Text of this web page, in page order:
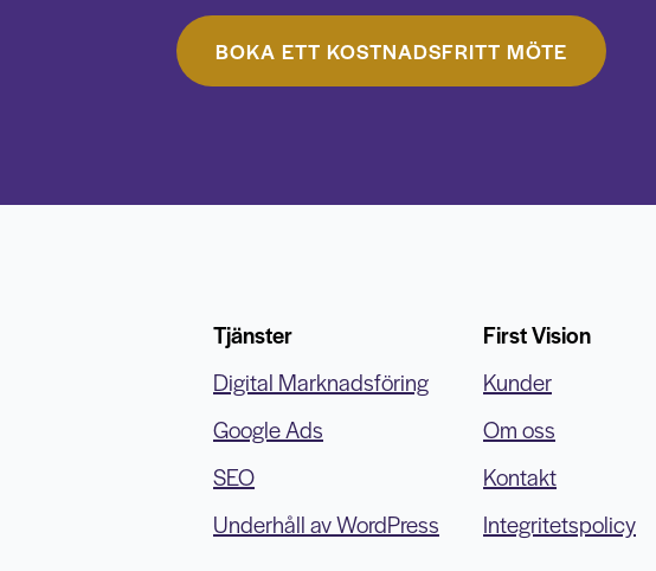
BOKA ETT KOSTNADSFRITT MÖTE
Tjänster
Digital Marknadsföring
Google Ads
SEO
Underhåll av WordPress
First Vision
Kunder
Om oss
Kontakt
Integritetspolicy